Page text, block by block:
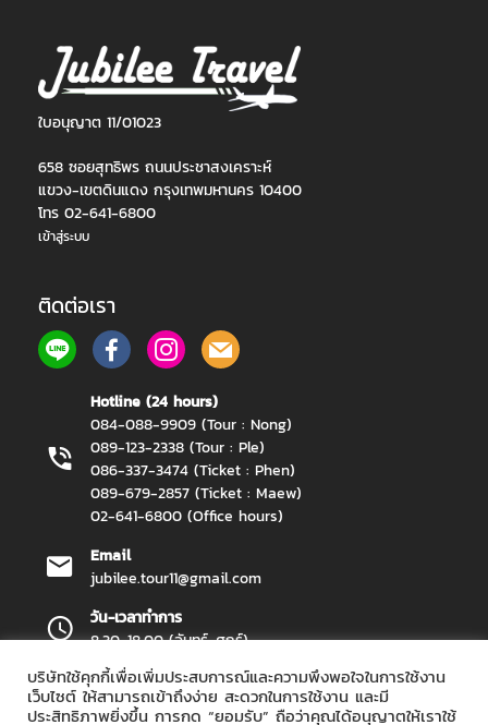
ใบอนุญาต 11/01023
658 ซอยสุทธิพร ถนนประชาสงเคราะห์
แขวง-เขตดินแดง กรุงเทพมหานคร 10400
โทร 02-641-6800
เข้าสู่ระบบ
ติดต่อเรา
Hotline (24 hours)
084-088-9909 (Tour : Nong)
089-123-2338 (Tour : Ple)
086-337-3474 (Ticket : Phen)
089-679-2857 (Ticket : Maew)
02-641-6800 (Office hours)
Email
jubilee.tour11@gmail.com
วัน-เวลาทำการ
8.30-18.00 (จันทร์-ศุกร์)
Jubilee Travel Copyright 2026.All Rights Reserved.
บริษัทใช้คุกกี้เพื่อเพิ่มประสบการณ์และความพึงพอใจในการใช้งาน
เว็บไซต์ ให้สามารถเข้าถึงง่าย สะดวกในการใช้งาน และมี
ประสิทธิภาพยิ่งขึ้น การกด “ยอมรับ” ถือว่าคุณได้อนุญาตให้เราใช้